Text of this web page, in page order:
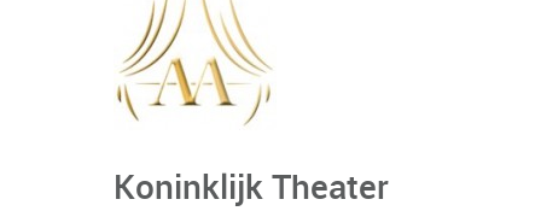
Koninklijk Theater